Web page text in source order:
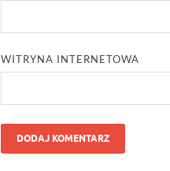
WITRYNA INTERNETOWA